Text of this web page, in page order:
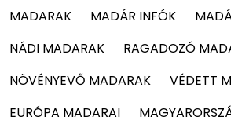
MADARAK
MADÁR INFÓK
NÁDI MADARAK
RAGADOZÓ
NÖVÉNYEVŐ MADARAK
VÉDETT
EURÓPA MADARAI